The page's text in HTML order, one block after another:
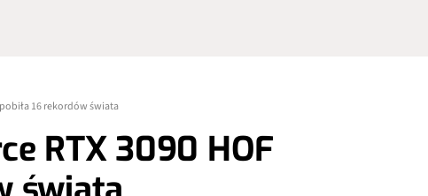
pobiła 16 rekordów świata
RTX 3090 HOF